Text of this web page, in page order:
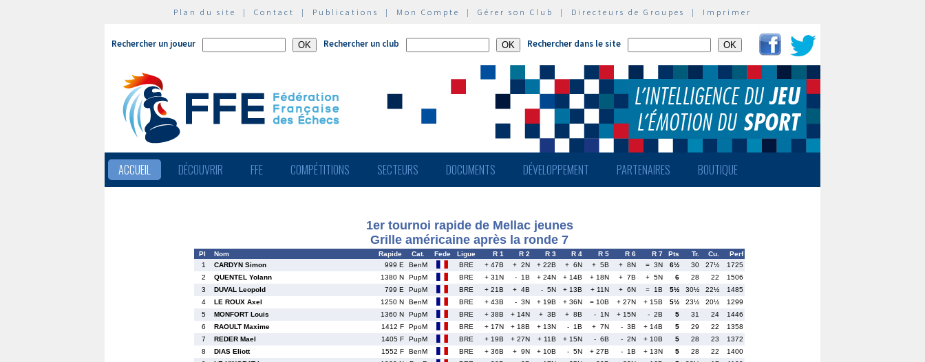
Plan du site | Contact | Publications | Mon Compte | Gérer son Club | Directeurs de Groupes | Imprimer
Rechercher un joueur Rechercher un club Rechercher dans le site
ACCUEIL DÉCOUVRIR FFE COMPÉTITIONS SECTEURS DOCUMENTS DÉVELOPPEMENT PARTENAIRES BOUTIQUE
1er tournoi rapide de Mellac jeunes
Grille américaine après la ronde 7
Pl Nom Rapide Cat. Fede Ligue R 1 R 2 R 3 R 4 R 5 R 6 R 7 Pts Tr. Cu.
Perf
1
CARDYN Simon 999 E BenM BRE + 47B + 2N + 22B + 6N + 5B + 8N = 3N 6½ 30 27½
1725
2
QUENTEL Yolann 1380 N PupM BRE + 31N - 1B + 24N + 14B + 18N + 7B + 5N 6 28 22
1506
3
DUVAL Leopold 799 E PupM BRE + 21B + 4B - 5N + 13B + 11N + 6N = 1B 5½ 30½ 22½
1485
4
LE ROUX Axel 1250 N BenM BRE + 43B - 3N + 19B + 36N = 10B + 27N + 15B 5½ 23½ 20½
1299
5
MONFORT Louis 1360 N PupM BRE + 38B + 14N + 3B + 8B - 1N + 15N - 2B 5 31 24
1446
6
RAOULT Maxime 1412 F PpoM BRE + 17N + 18B + 13N - 1B + 7N - 3B + 14B 5 29 22
1358
7
REDER Mael 1405 F PupM BRE + 19B + 27N + 11B + 15N - 6B - 2N + 10B 5 28 23
1372
8
DIAS Eliott 1552 F BenM BRE + 36B + 9N + 10B - 5N + 27B - 1B + 13N 5 28 22
1400